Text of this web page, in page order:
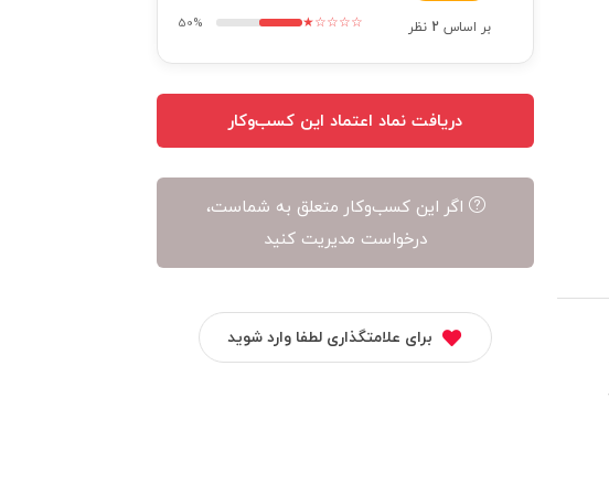
بر اساس2 نظر ★☆☆☆☆
50%
دریافت نماد اعتماد این کسب‌وکار
اگر این کسب‌وکار متعلق به شماست،
درخواست مدیریت کنید
برای علامتگذاری لطفا وارد شوید